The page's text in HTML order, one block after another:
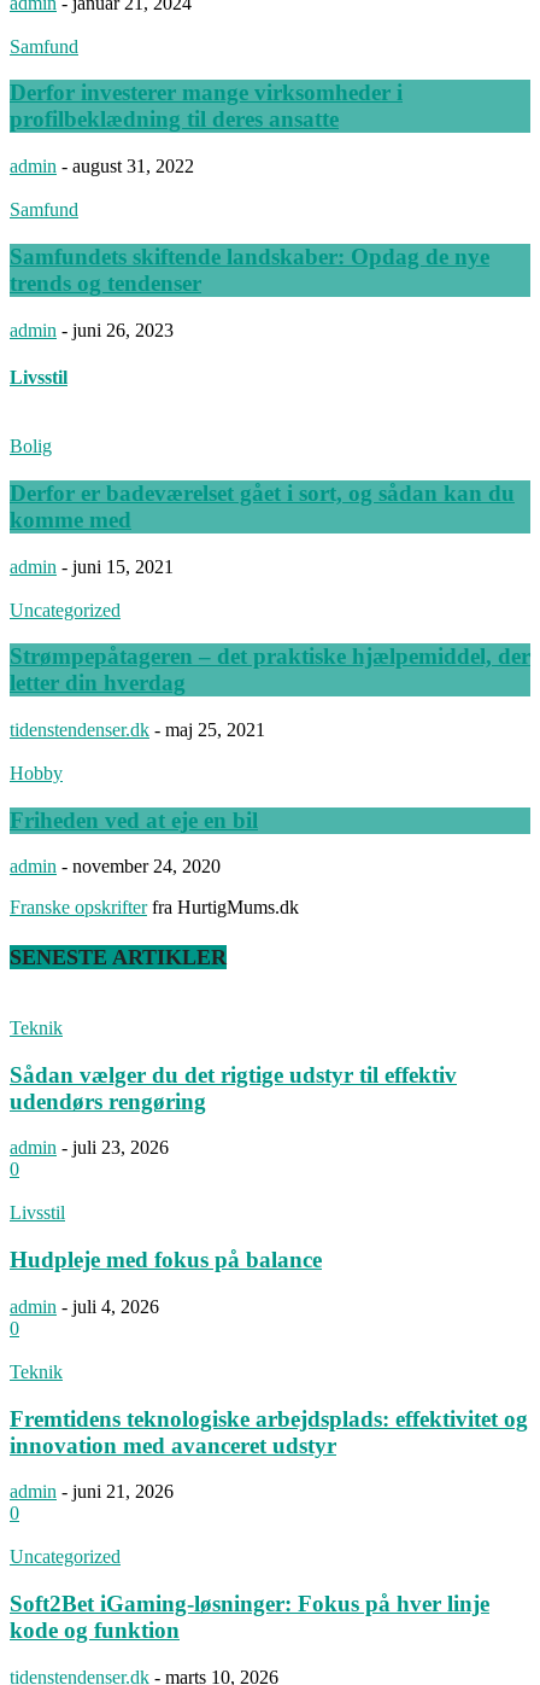
Samfund
Derfor investerer mange virksomheder i
profilbeklædning til deres ansatte
admin - august 31, 2022
Samfund
Samfundets skiftende landskaber: Opdag de nye
trends og tendenser
admin - juni 26, 2023
Livsstil
Bolig
Derfor er badeværelset gået i sort, og sådan kan du
komme med
admin - juni 15, 2021
Uncategorized
Strømpepåtageren – det praktiske hjælpemiddel, der
letter din hverdag
tidenstendenser.dk - maj 25, 2021
Hobby
Friheden ved at eje en bil
admin - november 24, 2020
Franske opskrifterfra HurtigMums.dk
SENESTE ARTIKLER
Teknik
Sådan vælger du det rigtige udstyr til effektiv
udendørs rengøring
admin - juli 23, 2026
0
Livsstil
Hudpleje med fokus på balance
admin - juli 4, 2026
0
Teknik
Fremtidens teknologiske arbejdsplads: effektivitet og
innovation med avanceret udstyr
admin - juni 21, 2026
0
Uncategorized
Soft2Bet iGaming-løsninger: Fokus på hver linje
kode og funktion
tidenstendenser.dk - marts 10, 2026